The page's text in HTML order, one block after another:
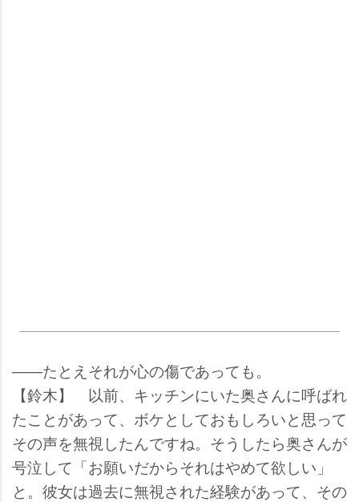
――たとえそれが心の傷であっても。
【鈴木】 以前、キッチンにいた奥さんに呼ばれ
たことがあって、ボケとしておもしろいと思って
その声を無視したんですね。そうしたら奥さんが
号泣して「お願いだからそれはやめて欲しい」
と。彼女は過去に無視された経験があって、その